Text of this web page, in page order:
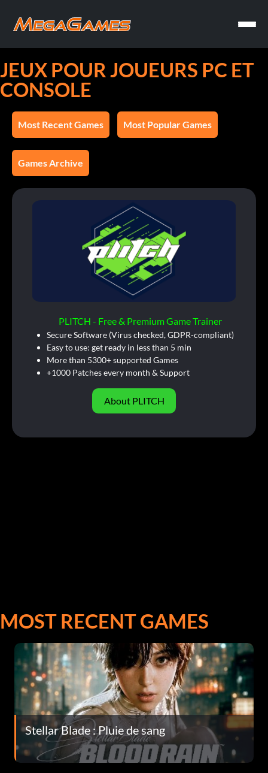
JEUX POUR JOUEURS PC ET
CONSOLE
Most Recent Games Most Popular Games
Games Archive
PLITCH - Free & Premium Game Trainer
Secure Software (Virus checked, GDPR-compliant)
Easy to use: get ready in less than 5 min
More than 5300+ supported Games
+1000 Patches every month & Support
About PLITCH
MOST RECENT GAMES
Stellar Blade : Pluie de sang